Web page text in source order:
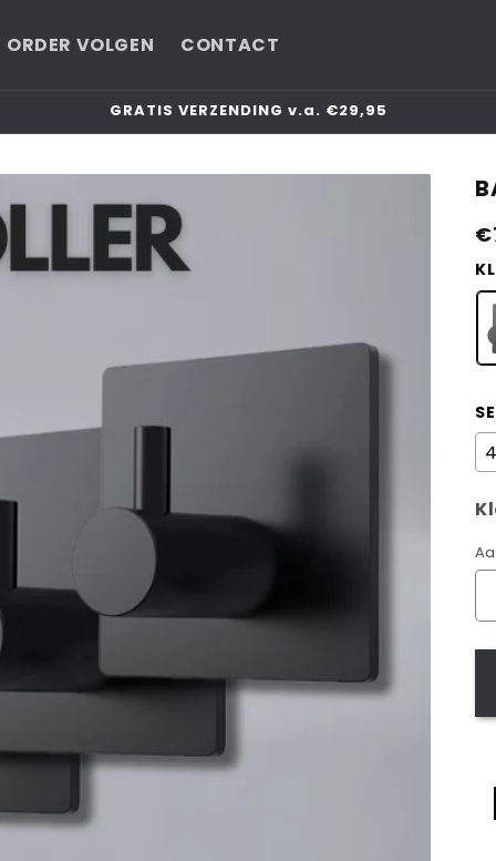
ORDER VOLGEN CONTACT
GRATIS VERZENDING v.a. €29,95